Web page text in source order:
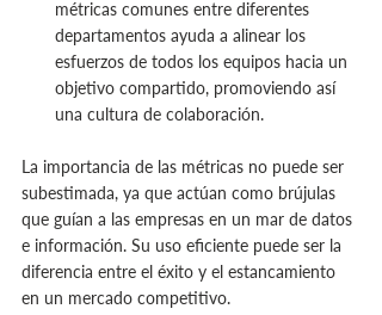
métricas comunes entre diferentes
departamentos ayuda a alinear los
esfuerzos de todos los equipos hacia un
objetivo compartido, promoviendo así
una cultura de colaboración.
La importancia de las métricas no puede ser
subestimada, ya que actúan como brújulas
que guían a las empresas en un mar de datos
e información. Su uso eficiente puede ser la
diferencia entre el éxito y el estancamiento
en un mercado competitivo.